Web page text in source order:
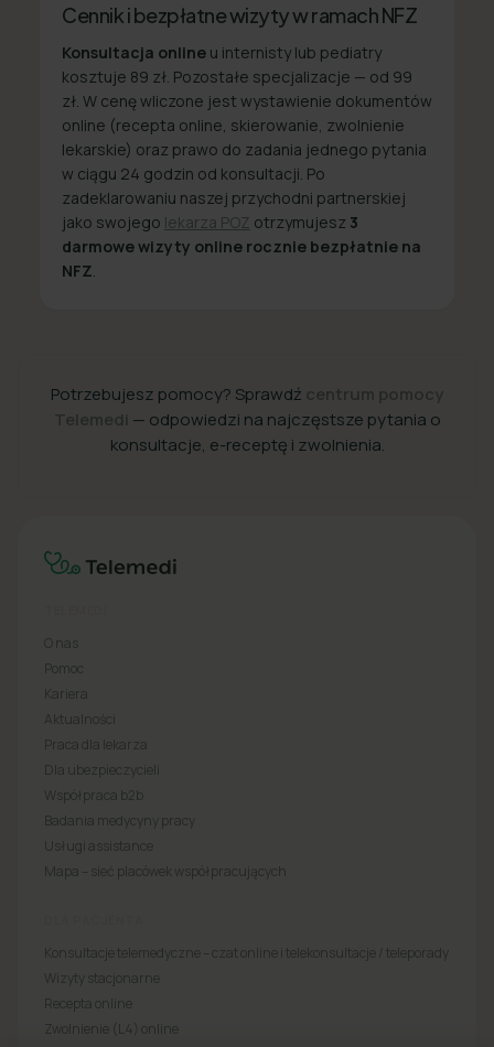
Cennik i bezpłatne wizyty w ramach NFZ
Konsultacja online u internisty lub pediatry
kosztuje 89 zł. Pozostałe specjalizacje — od 99
zł. W cenę wliczone jest wystawienie dokumentów
online (recepta online, skierowanie, zwolnienie
lekarskie) oraz prawo do zadania jednego pytania
w ciągu 24 godzin od konsultacji. Po
zadeklarowaniu naszej przychodni partnerskiej
jako swojego lekarza POZ otrzymujesz 3
darmowe wizyty online rocznie bezpłatnie na
NFZ
Potrzebujesz pomocy? Sprawdź centrum pomocy
Telemedi — odpowiedzi na najczęstsze pytania o
konsultacje, e-receptę i zwolnienia.
O nas
Pomoc
Kariera
Aktualności
Praca dla lekarza
Dla ubezpieczycieli
Współpraca b2b
Badania medycyny pracy
Usługi assistance
Mapa – sieć placówek współpracujących
Konsultacje telemedyczne – czat online i telekonsultacje / teleporady
Wizyty stacjonarne
Recepta online
Zwolnienie (L4) online